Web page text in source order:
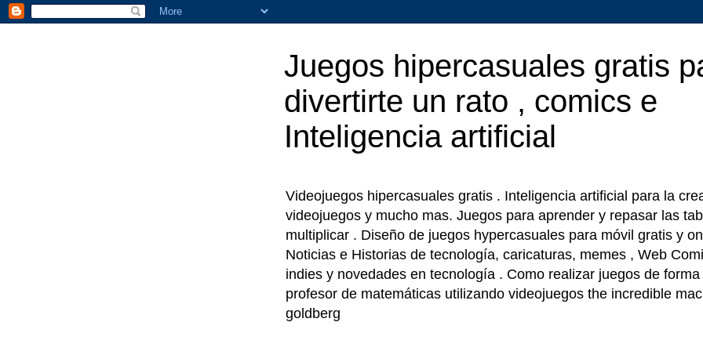
Juegos hipercasuales gratis
divertirte un rato , comics e
Inteligencia artificial
Videojuegos hipercasuales gratis . Inteligencia artificial para la
videojuegos y mucho mas. Juegos para aprender y repasar las
multiplicar . Diseño de juegos hypercasuales para móvil gratis y
Noticias e Historias de tecnología, caricaturas, memes , Web
indies y novedades en tecnología . Como realizar juegos de
profesor de matemáticas utilizando videojuegos the incredible
goldberg